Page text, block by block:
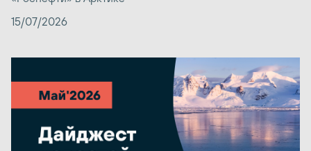
15/07/2026